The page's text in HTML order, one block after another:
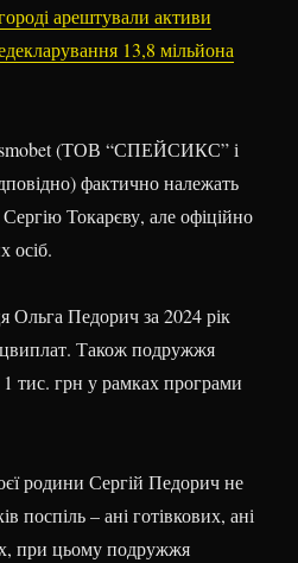
арештували активи
13,8 мільйона
(ТОВ “СПЕЙСИКС” і
фактично належать
Токарєву, але офіційно
осіб.
Ольга Педорич за 2024 рік
Також подружжя
тис. грн у рамках програми
родини Сергій Педорич не
поспіль – ані готівкових, ані
при цьому подружжя